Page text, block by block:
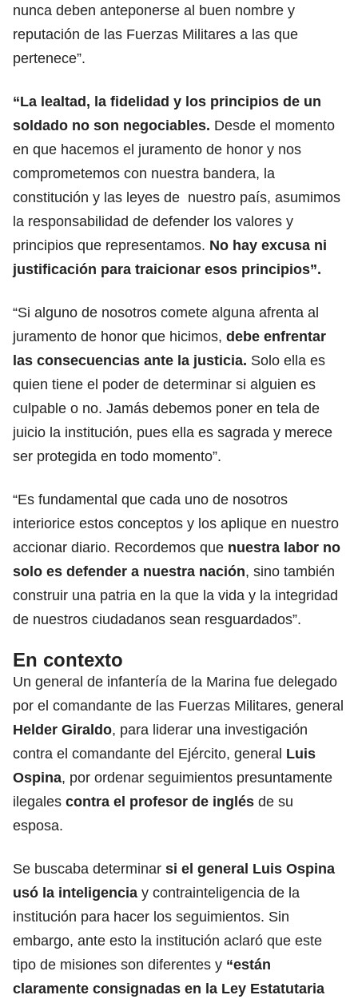
nunca deben anteponerse al buen nombre y
reputación de las Fuerzas Militares a las que
pertenece”.
“La lealtad, la fidelidad y los principios de un
soldado no son negociables. Desde el momento
en que hacemos el juramento de honor y nos
comprometemos con nuestra bandera, la
constitución y las leyes de nuestro país, asumimos
la responsabilidad de defender los valores y
principios que representamos. No hay excusa ni
justificación para traicionar esos principios”.
“Si alguno de nosotros comete alguna afrenta al
juramento de honor que hicimos, debe enfrentar
las consecuencias ante la justicia. Solo ella es
quien tiene el poder de determinar si alguien es
culpable o no. Jamás debemos poner en tela de
juicio la institución, pues ella es sagrada y merece
ser protegida en todo momento”.
“Es fundamental que cada uno de nosotros
interiorice estos conceptos y los aplique en nuestro
accionar diario. Recordemos que nuestra labor no
solo es defender a nuestra nación, sino también
construir una patria en la que la vida y la integridad
de nuestros ciudadanos sean resguardados”.
En contexto
Un general de infantería de la Marina fue delegado
por el comandante de las Fuerzas Militares, general
Helder Giraldo, para liderar una investigación
contra el comandante del Ejército, general Luis
Ospina, por ordenar seguimientos presuntamente
ilegales contra el profesor de inglés de su
esposa.
Se buscaba determinar si el general Luis Ospina
usó la inteligencia y contrainteligencia de la
institución para hacer los seguimientos. Sin
embargo, ante esto la institución aclaró que este
tipo de misiones son diferentes y “están
claramente consignadas en la Ley Estatutaria